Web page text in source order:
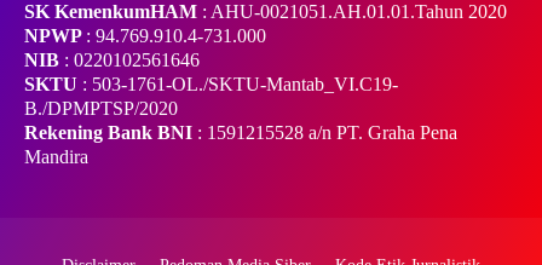
SK KemenkumHAM : AHU-0021051.AH.01.01.Tahun 2020
NPWP : 94.769.910.4-731.000
NIB : 0220102561646
SKTU : 503-1761-OL./SKTU-Mantab_VI.C19-
B./DPMPTSP/2020
Rekening Bank BNI : 1591215528 a/n PT. Graha Pena
Mandira